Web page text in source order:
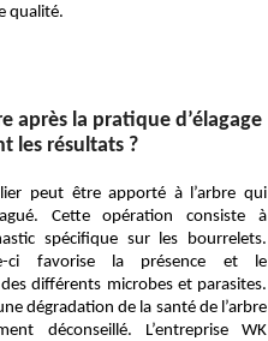
qualité.
après la pratique d’élagage
les résultats ?
peut être apporté à l’arbre qui
Cette opération consiste à
spécifique sur les bourrelets.
ci favorise la présence et le
différents microbes et parasites.
dégradation de la santé de l’arbre
déconseillé. L’entreprise WK